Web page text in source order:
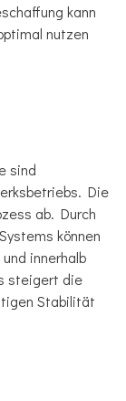
kann
nutzen
sind
Die
ab. Durch
können
innerhalb
steigert die
Stabilität